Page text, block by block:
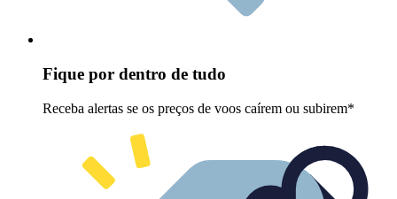
Fique por dentro de tudo
Receba alertas se os preços de voos caírem ou subirem*